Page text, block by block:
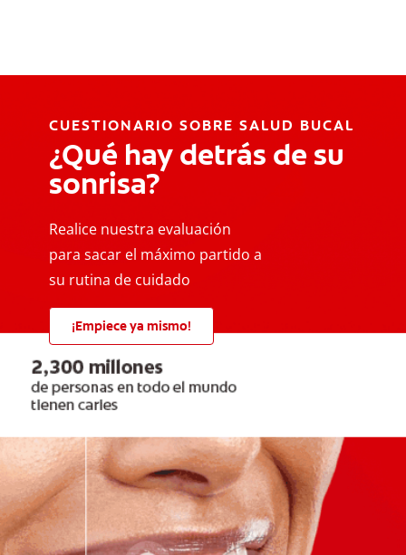
CUESTIONARIO SOBRE SALUD BUCAL
¿Qué hay detrás de su
sonrisa?
Realice nuestra evaluación
para sacar el máximo partido a
su rutina de cuidado
¡Empiece ya mismo!